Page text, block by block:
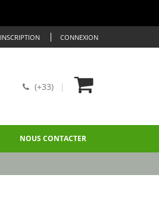
INSCRIPTION CONNEXION
(+33)
NOUS CONTACTER